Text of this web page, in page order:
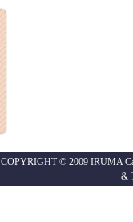
COPYRIGHT © 2009 IRUMA
&